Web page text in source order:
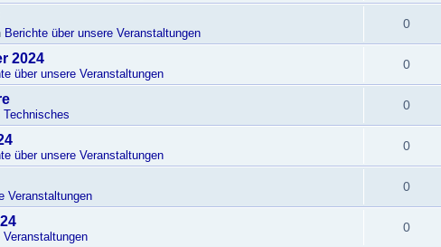
Berichte über unsere Veranstaltungen
0
2024
über unsere Veranstaltungen
0
Technisches
0
über unsere Veranstaltungen
0
Veranstaltungen
0
Veranstaltungen
0